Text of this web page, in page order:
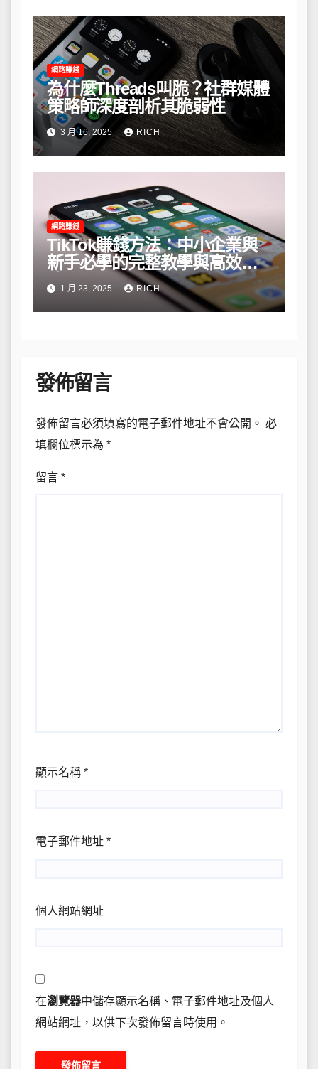
網路賺錢
為什麼Threads叫脆？社群媒體
策略師深度剖析其脆弱性
3 月 16, 2025 RICH
網路賺錢
TikTok賺錢方法：中小企業與
新手必學的完整教學與高效策
略1 月 23, 2025 RICH
發佈留言
發佈留言必須填寫的電子郵件地址不會公開。 必
填欄位標示為 *
留言 *
顯示名稱 *
電子郵件地址 *
個人網站網址
在瀏覽器中儲存顯示名稱、電子郵件地址及個人
網站網址，以供下次發佈留言時使用。